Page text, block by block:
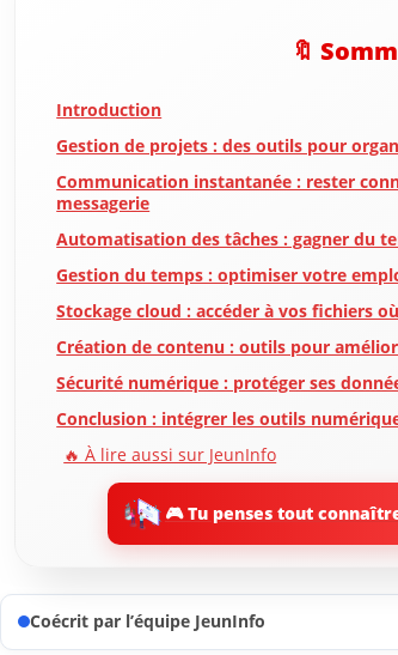
🔖
Introduction
Gestion de projets : des outils pour
Communication instantanée : rester
messagerie
Automatisation des tâches : gagner du
Gestion du temps : optimiser votre
Stockage cloud : accéder à vos fichiers
Création de contenu : outils pour
Sécurité numérique : protéger ses
Conclusion : intégrer les outils
🔥 À lire aussi sur JeunInfo
✨ Nouveau sur JeunInfo ?
Articles recommandés
🎮 Tu penses tout
Coécrit par l’équipe JeunInfo